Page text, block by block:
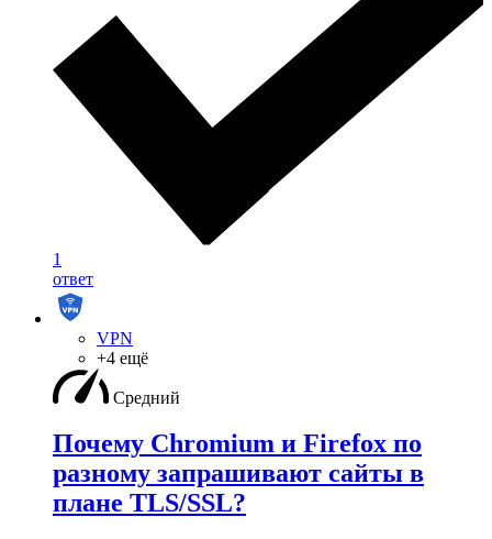
1
ответ
VPN
+4 ещё
Средний
Почему Chromium и Firefox по
разному запрашивают сайты в
плане TLS/SSL?